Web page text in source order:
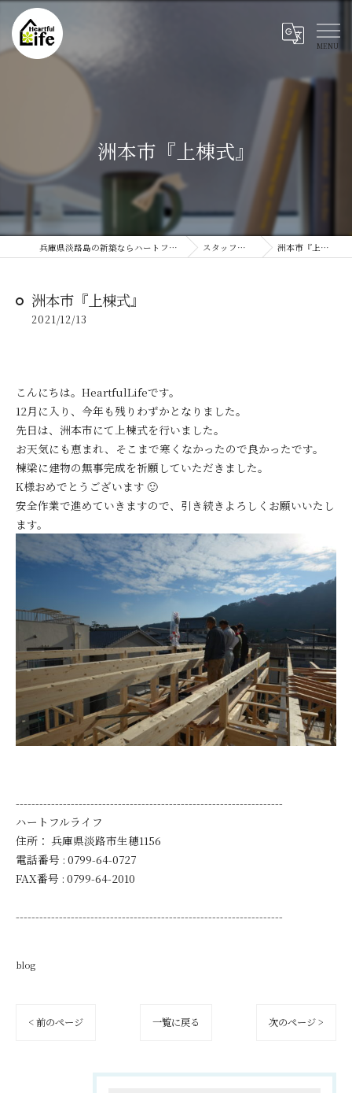
洲本市『上棟式』
兵庫県淡路島の新築ならハートフルライフ スタッフブログ 洲本市『上棟式』
洲本市『上棟式』
2021/12/13
こんにちは。HeartfulLifeです。
12月に入り、今年も残りわずかとなりました。
先日は、洲本市にて上棟式を行いました。
お天気にも恵まれ、そこまで寒くなかったので良かったです。
棟梁に建物の無事完成を祈願していただきました。
K様おめでとうございます 🙂
安全作業で進めていきますので、引き続きよろしくお願いいたし
ます。
--------------------------------------------------------------------
ハートフルライフ
住所： 兵庫県淡路市生穂1156
電話番号 : 0799-64-0727
FAX番号 : 0799-64-2010
--------------------------------------------------------------------
blog
< 前のページ 一覧に戻る 次のページ >